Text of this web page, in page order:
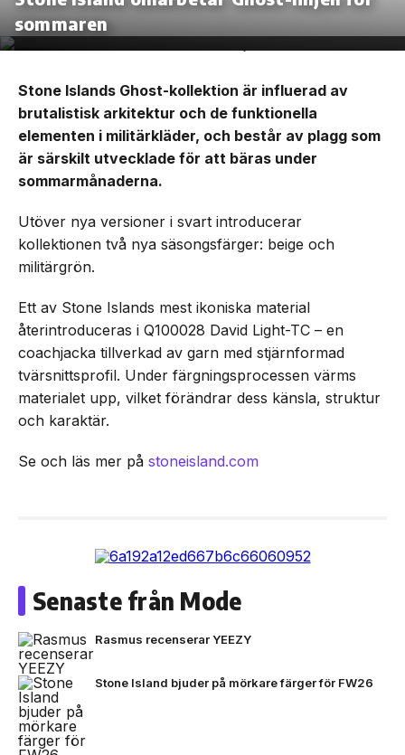
sommaren
Stone Islands Ghost-kollektion är influerad av
brutalistisk arkitektur och de funktionella
elementen i militärkläder, och består av plagg som
är särskilt utvecklade för att bäras under
sommarmånaderna.
Utöver nya versioner i svart introducerar
kollektionen två nya säsongsfärger: beige och
militärgrön.
Ett av Stone Islands mest ikoniska material
återintroduceras i Q100028 David Light-TC – en
coachjacka tillverkad av garn med stjärnformad
tvärsnittsprofil. Under färgningsprocessen värms
materialet upp, vilket förändrar dess känsla, struktur
och karaktär.
Se och läs mer på stoneisland.com
Senaste från Mode
Rasmus recenserar YEEZY
Stone Island bjuder på mörkare färger för FW26